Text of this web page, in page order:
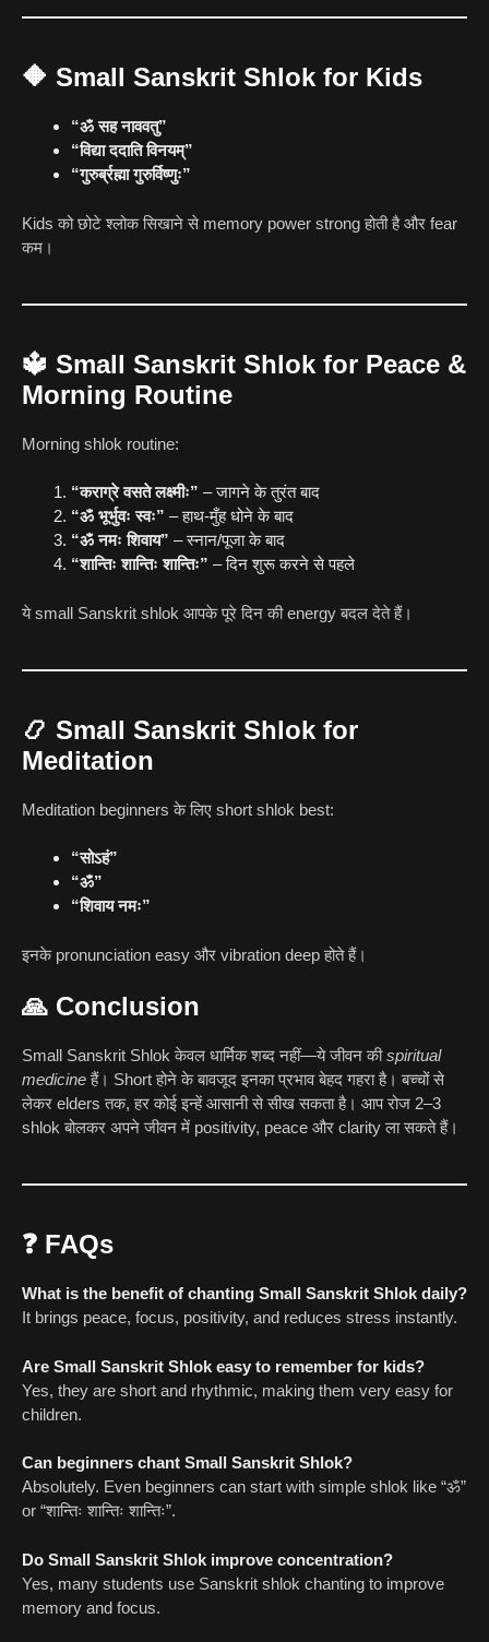
🔶 Small Sanskrit Shlok for Kids
“ॐ सह नाववतु”
“विद्या ददाति विनयम्”
“गुरुर्ब्रह्मा गुरुर्विष्णुः”
Kids को छोटे श्लोक सिखाने से memory power strong होती है और fear
कम।
🔱 Small Sanskrit Shlok for Peace &
Morning Routine
Morning shlok routine:
“कराग्रे वसते लक्ष्मीः” – जागने के तुरंत बाद
“ॐ भूर्भुवः स्वः” – हाथ-मुँह धोने के बाद
“ॐ नमः शिवाय” – स्नान/पूजा के बाद
“शान्तिः शान्तिः शान्तिः” – दिन शुरू करने से पहले
ये small Sanskrit shlok आपके पूरे दिन की energy बदल देते हैं।
📿 Small Sanskrit Shlok for
Meditation
Meditation beginners के लिए short shlok best:
“सोऽहं”
“ॐ”
“शिवाय नमः”
इनके pronunciation easy और vibration deep होते हैं।
🙏 Conclusion
Small Sanskrit Shlok केवल धार्मिक शब्द नहीं—ये जीवन कीspiritual
medicineहैं। Short होने के बावजूद इनका प्रभाव बेहद गहरा है। बच्चों से
लेकर elders तक, हर कोई इन्हें आसानी से सीख सकता है। आप रोज 2–3
shlok बोलकर अपने जीवन में positivity, peace और clarity ला सकते हैं।
❓ FAQs
What is the benefit of chanting Small Sanskrit Shlok daily?
It brings peace, focus, positivity, and reduces stress instantly.
Are Small Sanskrit Shlok easy to remember for kids?
Yes, they are short and rhythmic, making them very easy for
children.
Can beginners chant Small Sanskrit Shlok?
Absolutely. Even beginners can start with simple shlok like “ॐ”
or “शान्तिः शान्तिः शान्तिः”.
Do Small Sanskrit Shlok improve concentration?
Yes, many students use Sanskrit shlok chanting to improve
memory and focus.